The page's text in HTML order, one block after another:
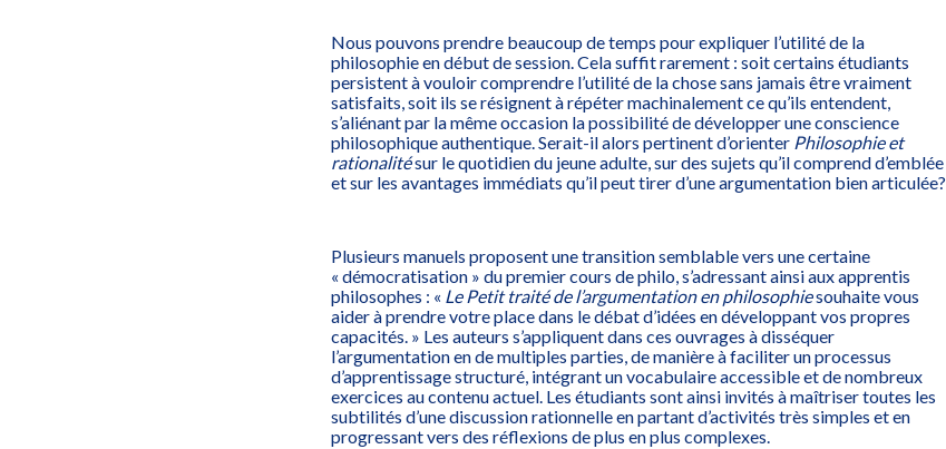
Nous pouvons prendre beaucoup de temps pour expliquer l’utilité de la
philosophie en début de session. Cela suffit rarement : soit certains étudiants
persistent à vouloir comprendre l’utilité de la chose sans jamais être vraiment
satisfaits, soit ils se résignent à répéter machinalement ce qu’ils entendent,
s’aliénant par la même occasion la possibilité de développer une conscience
philosophique authentique. Serait-il alors pertinent d’orienter Philosophie et
rationalitésur le quotidien du jeune adulte, sur des sujets qu’il comprend d’emblée
et sur les avantages immédiats qu’il peut tirer d’une argumentation bien articulée?
Plusieurs manuels proposent une transition semblable vers une certaine
« démocratisation » du premier cours de philo, s’adressant ainsi aux apprentis
philosophes : « Le Petit traité de l’argumentation en philosophiesouhaite vous
aider à prendre votre place dans le débat d’idées en développant vos propres
capacités. » Les auteurs s’appliquent dans ces ouvrages à disséquer
l’argumentation en de multiples parties, de manière à faciliter un processus
d’apprentissage structuré, intégrant un vocabulaire accessible et de nombreux
exercices au contenu actuel. Les étudiants sont ainsi invités à maîtriser toutes les
subtilités d’une discussion rationnelle en partant d’activités très simples et en
progressant vers des réflexions de plus en plus complexes.